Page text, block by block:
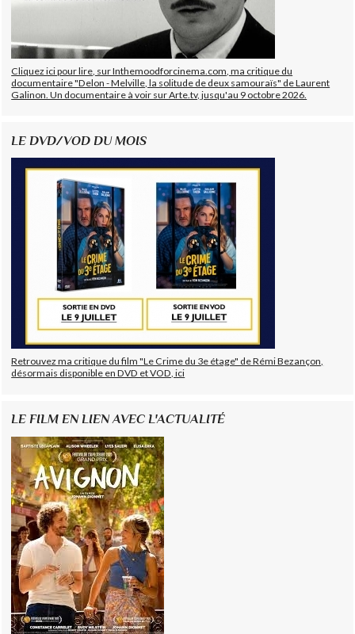
Cliquez ici pour lire, sur Inthemoodforcinema.com, ma critique du
documentaire "Delon - Melville, la solitude de deux samouraïs" de Laurent
Galinon. Un documentaire à voir sur Arte.tv, jusqu'au 9 octobre 2026.
LE DVD/VOD DU MOIS
Retrouvez ma critique du film "Le Crime du 3e étage" de Rémi Bezançon,
désormais disponible en DVD et VOD, ici
LE FILM EN LIEN AVEC L'ACTUALITÉ